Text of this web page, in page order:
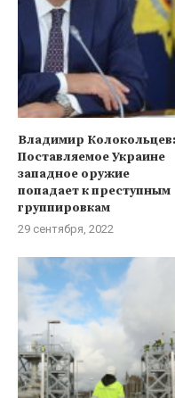
Владимир Колокольцев:
Поставляемое Украине
западное оружие
попадает к преступным
группировкам
29 сентября, 2022